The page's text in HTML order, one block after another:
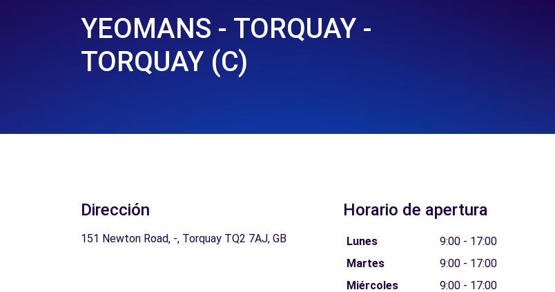
YEOMANS - TORQUAY -
TORQUAY (C)
Dirección
151 Newton Road, -, Torquay TQ2 7AJ, GB
Horario de apertura
Lunes
9:00 - 17:00
Martes
9:00 - 17:00
Miércoles
9:00 - 17:00